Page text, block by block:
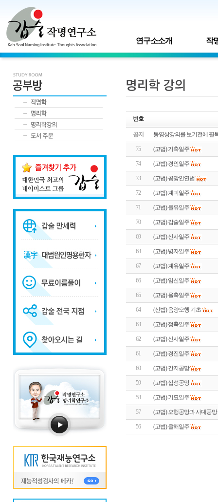
연구소소개 작
번호
공지 동영상강의를 보기전에 필
75 (고법) 기축일주
74 (고법) 경인일주
73 (고법) 공망인연법
72 (고법) 계미일주
71 (고법) 을유일주
70 (고법) 갑술일주
69 (고법) 신사일주
68 (고법) 병자일주
67 (고법) 계유일주
66 (고법) 임신일주
65 (고법) 을축일주
64 (신법) 음양오행 기초
63 (고법) 정축일주
62 (고법) 신사일주
61 (고법) 경진일주
60 (고법) 간지공망
59 (고법) 십성공망
58 (고법) 기묘일주
57 (고법) 오행공망과 사대공망
56 (고법) 을해일주